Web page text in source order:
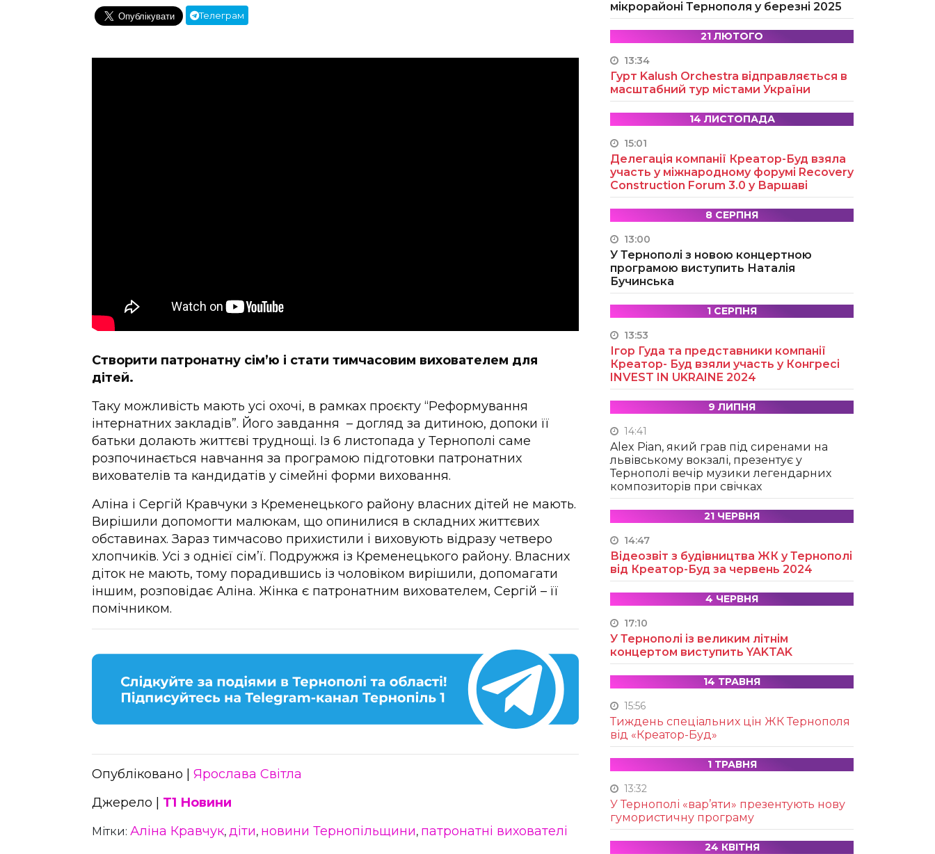
Телеграм
Створити патронатну сім’ю і стати тимчасовим вихователем для
дітей.
Таку можливість мають усі охочі, в рамках проєкту “Реформування
інтернатних закладів”. Його завдання – догляд за дитиною, допоки її
батьки долають життєві труднощі. Із 6 листопада у Тернополі саме
розпочинається навчання за програмою підготовки патронатних
вихователів та кандидатів у сімейні форми виховання.
Аліна і Сергій Кравчуки з Кременецького району власних дітей не мають.
Вирішили допомогти малюкам, що опинилися в складних життєвих
обставинах. Зараз тимчасово прихистили і виховують відразу четверо
хлопчиків. Усі з однієї сім’ї. Подружжя із Кременецького району. Власних
діток не мають, тому порадившись із чоловіком вирішили, допомагати
іншим, розповідає Аліна. Жінка є патронатним вихователем, Сергій – її
помічником.
Опубліковано | Ярослава Світла
Джерело | Т1 Новини
Мітки: Аліна Кравчук, діти, новини Тернопільщини, патронатні вихователі
мікрорайоні Тернополя у березні 2025
21 ЛЮТОГО
13:34
Гурт Kalush Orchestra відправляється в
масштабний тур містами України
14 ЛИСТОПАДА
15:01
Делегація компанії Креатор-Буд взяла
участь у міжнародному форумі Recovery
Construction Forum 3.0 у Варшаві
8 СЕРПНЯ
13:00
У Тернополі з новою концертною
програмою виступить Наталія
Бучинська
1 СЕРПНЯ
13:53
Ігор Гуда та представники компанії
Креатор- Буд взяли участь у Конгресі
INVEST IN UKRAINE 2024
9 ЛИПНЯ
14:41
Alex Pian, який грав під сиренами на
львівському вокзалі, презентує у
Тернополі вечір музики легендарних
композиторів при свічках
21 ЧЕРВНЯ
14:47
Відеозвіт з будівництва ЖК у Тернополі
від Креатор-Буд за червень 2024
4 ЧЕРВНЯ
17:10
У Тернополі із великим літнім
концертом виступить YAKTAK
14 ТРАВНЯ
15:56
Тиждень спеціальних цін ЖК Тернополя
від «Креатор-Буд»
1 ТРАВНЯ
13:32
У Тернополі «вар’яти» презентують нову
гумористичну програму
24 КВІТНЯ